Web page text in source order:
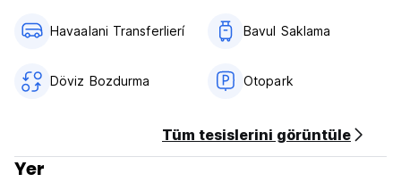
Havaalani Transferlierí Bavul Saklama
Döviz Bozdurma Otopark
Tüm tesislerini görüntüle
Yer